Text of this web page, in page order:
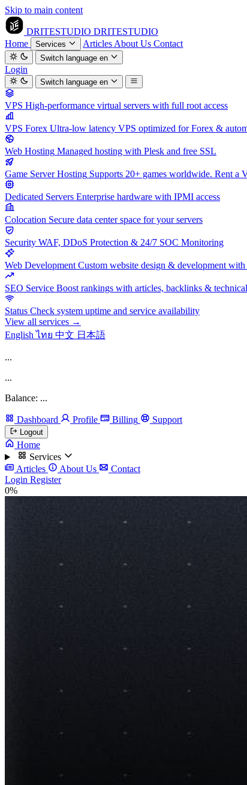
Skip to main content
DRITESTUDIO DRITESTUDIO
Home
Services Articles About Us Contact
Switch languageen
Login
Switch languageen
VPS High-performance virtual servers with full root access
VPS Forex Ultra-low latency VPS optimized for Forex &
Web Hosting Managed hosting with Plesk and free SSL
Game Server Hosting Supports 20+ games worldwide. Rent a
Dedicated Servers Enterprise hardware with IPMI access
Colocation Secure data center space for your servers
Security WAF, DDoS Protection & 24/7 SOC Monitoring
Web Development Custom website design & development
SEO Service Boost rankings with articles, backlinks &
Status Check system uptime and service availability
View all services →
Englishไทย 中文 日本語
...
...
Balance: ...
Dashboard Profile Billing Support
Logout
Home
Services
Articles
About Us
Contact
Login Register
0%